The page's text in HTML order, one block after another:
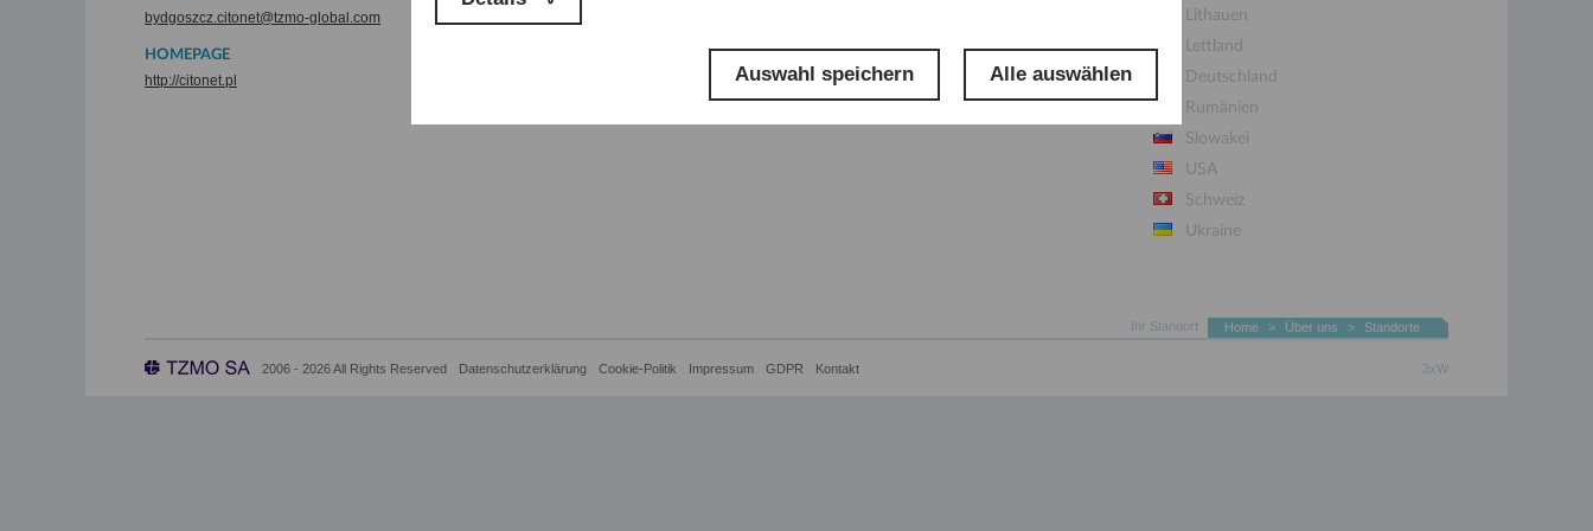
Auswahl speichern Alle auswählen
bydgoszcz.citonet@tzmo-global.com
HOMEPAGE
http://citonet.pl
Lithauen
Lettland
Deutschland
Rumänien
Slowakei
USA
Schweiz
Ukraine
Home > Über uns > Standorte
Ihr Standort
2006 - 2026 All Rights Reserved Datenschutzerklärung Cookie-Politik Impressum GDPR Kontakt 3xW